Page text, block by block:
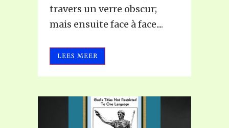
travers un verre obscur;
mais ensuite face à face....
LEES MEER